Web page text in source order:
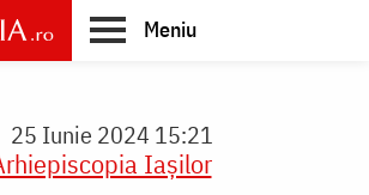
Meniu
25 Iunie 2024 15:21
Iaşilor